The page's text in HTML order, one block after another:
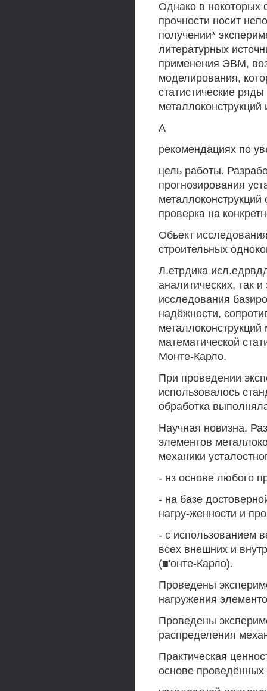
Однако в некоторых
прочности носит
получении*
литературных
применения ЭВМ,
моделирования,
статистические
А
рекомендациях по
цель работы.
прогнозирования
металлоконструкций
проверка на
Обьект
строительных
Л.етрдика
аналитических, так
исследования
надёжности,
математической
Монте-Карло.
При проведении
использовалось
обработка
Научная новизна.
элементов
механики
- нз основе любого
- на базе
нагру-женности и
- с использованием
всех внешних и
(■'онте-Карло).
Проведены
нагружения
Проведены
распределения
Практическая
основе